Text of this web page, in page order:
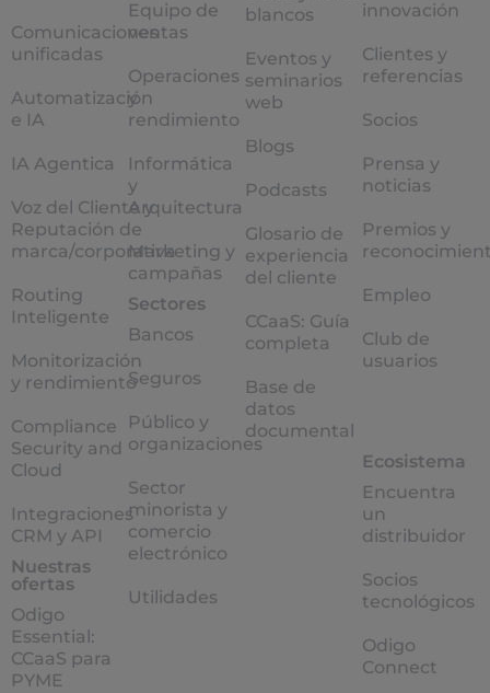
Comunicaciones
unificadas
Automatización
e IA
IA Agentica
Voz del Cliente y
Reputación de
marca/corporativa
Routing
Inteligente
Monitorización
y rendimiento
Compliance
Security and
Cloud
Integraciones
CRM y API
Nuestras
ofertas
Odigo
Essential:
CCaaS para
PYME
Equipo de
ventas
Operaciones
y
rendimiento
Informática
y
Arquitectura
Marketing y
campañas
Sectores
Bancos
Seguros
Público y
organizaciones
Sector
minorista y
comercio
electrónico
Utilidades
blancos
Eventos y
seminarios
web
Blogs
Podcasts
Glosario de
experiencia
del cliente
CCaaS: Guía
completa
Base de
datos
documental
innovación
Clientes y
referencias
Socios
Prensa y
noticias
Premios y
Empleo
Club de
usuarios
Ecosistema
Encuentra
un
distribuidor
Socios
tecnológicos
Odigo
Connect